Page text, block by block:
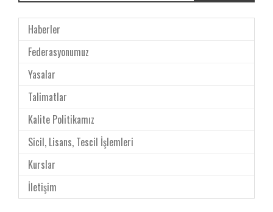
Haberler
Federasyonumuz
Yasalar
Talimatlar
Kalite Politikamız
Sicil, Lisans, Tescil İşlemleri
Kurslar
İletişim